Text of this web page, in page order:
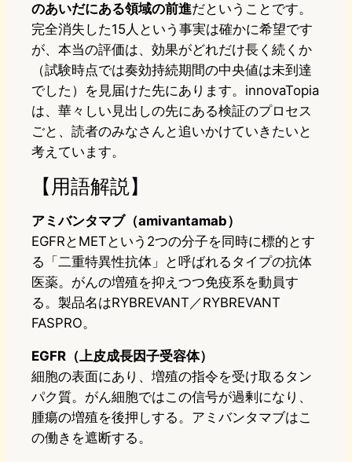
のあいだにある領域の前進だということです。
完全消失した15人という事実は確かに希望です
が、本当の評価は、効果がどれだけ長く続くか
（試験時点では奏効持続期間の中央値は未到達
でした）を見届けた先にあります。innovaTopia
は、華々しい見出しの先にある検証のプロセス
ごと、読者のみなさんと追いかけていきたいと
考えています。
【用語解説】
アミバンタマブ（amivantamab）
EGFRとMETという2つの分子を同時に標的とす
る「二重特異性抗体」と呼ばれるタイプの抗体
医薬。がんの増殖を抑えつつ免疫系を動員す
る。製品名はRYBREVANT／RYBREVANT
FASPRO。
EGFR（上皮成長因子受容体）
細胞の表面にあり、増殖の指令を受け取るタン
パク質。がん細胞ではこの信号が過剰になり、
腫瘍の増殖を後押しする。アミバンタマブはこ
の働きを遮断する。